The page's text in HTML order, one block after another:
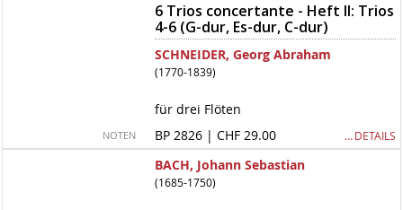
6 Trios concertante - Heft II: Trios
4-6 (G-dur, Es-dur, C-dur)
SCHNEIDER, Georg Abraham
(1770-1839)
für drei Flöten
NOTEN BP 2826 | CHF 29.00 … DETAILS
BACH, Johann Sebastian
(1685-1750)